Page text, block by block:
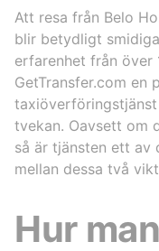
Att resa från Belo
blir betydligt
erfarenhet från över
GetTransfer.com en
tvekan. Oavsett om
så är tjänsten ett av
mellan dessa två
Hur